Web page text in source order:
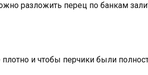
разложить перец по банкам
плотно и чтобы перчики были